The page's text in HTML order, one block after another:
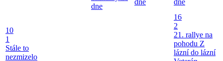
dne
dne
dne
10
1
Stále to
nezmizelo
16
2
21. rallye na
pohodu Z
lázní do lázní